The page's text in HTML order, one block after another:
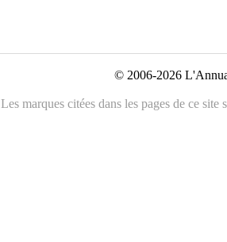
© 2006-2026
Les marques citées dans les pages de ce